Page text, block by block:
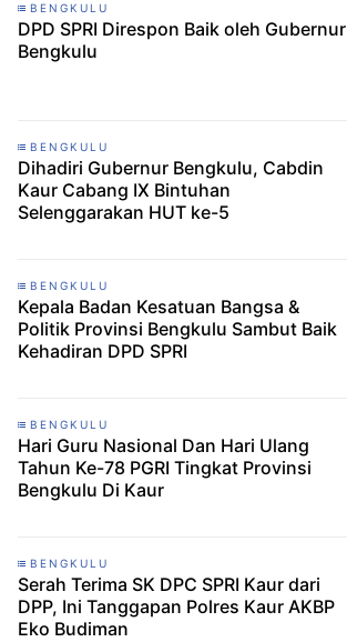
BENGKULU
DPD SPRI Direspon Baik oleh Gubernur
Bengkulu
BENGKULU
Dihadiri Gubernur Bengkulu, Cabdin
Kaur Cabang IX Bintuhan
Selenggarakan HUT ke-5
BENGKULU
Kepala Badan Kesatuan Bangsa &
Politik Provinsi Bengkulu Sambut Baik
Kehadiran DPD SPRI
BENGKULU
Hari Guru Nasional Dan Hari Ulang
Tahun Ke-78 PGRI Tingkat Provinsi
Bengkulu Di Kaur
BENGKULU
Serah Terima SK DPC SPRI Kaur dari
DPP, Ini Tanggapan Polres Kaur AKBP
Eko Budiman